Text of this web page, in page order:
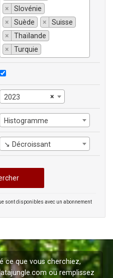
×
Slovénie
×
Suède ×
Suisse
×
Thaïlande
×
Turquie
×
2023
Histogramme
↘ Décroissant
sont disponibles avec un abonnement
ce que vous cherchiez,
ou remplissez